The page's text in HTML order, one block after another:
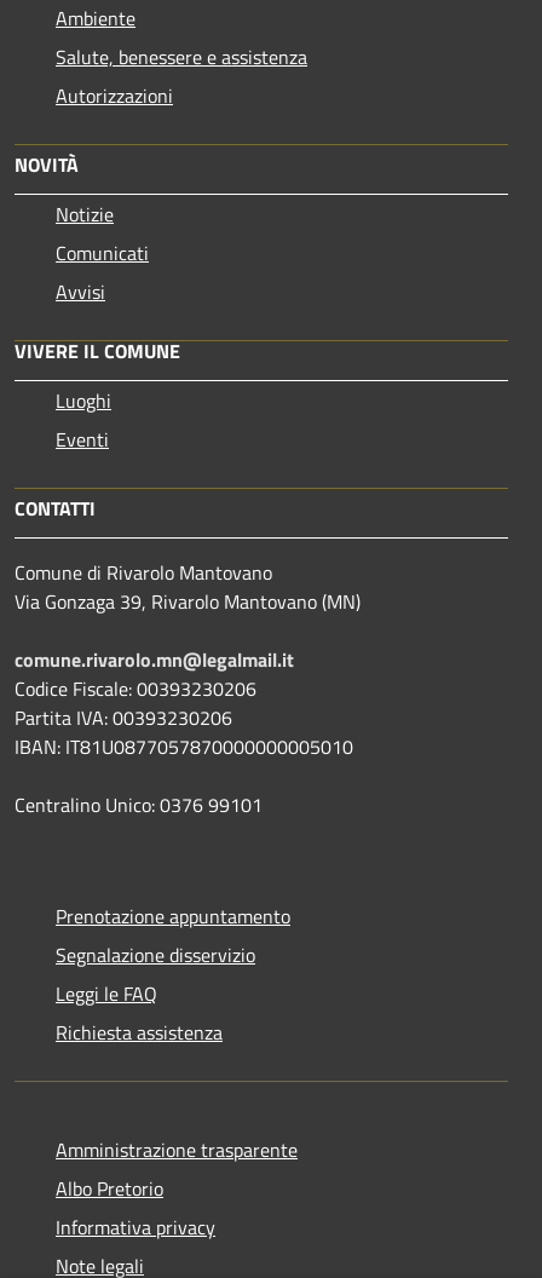
Ambiente
Salute, benessere e assistenza
Autorizzazioni
NOVITÀ
Notizie
Comunicati
Avvisi
VIVERE IL COMUNE
Luoghi
Eventi
CONTATTI
Comune di Rivarolo Mantovano
Via Gonzaga 39, Rivarolo Mantovano (MN)
comune.rivarolo.mn@legalmail.it
Codice Fiscale: 00393230206
Partita IVA: 00393230206
IBAN: IT81U0877057870000000005010
Centralino Unico: 0376 99101
Prenotazione appuntamento
Segnalazione disservizio
Leggi le FAQ
Richiesta assistenza
Amministrazione trasparente
Albo Pretorio
Informativa privacy
Note legali